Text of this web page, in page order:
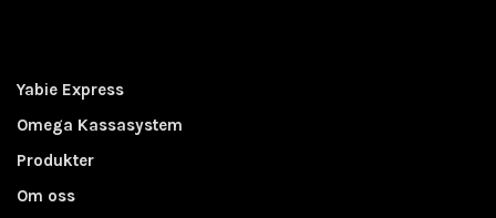
Yabie Express
Omega Kassasystem
Produkter
Om oss